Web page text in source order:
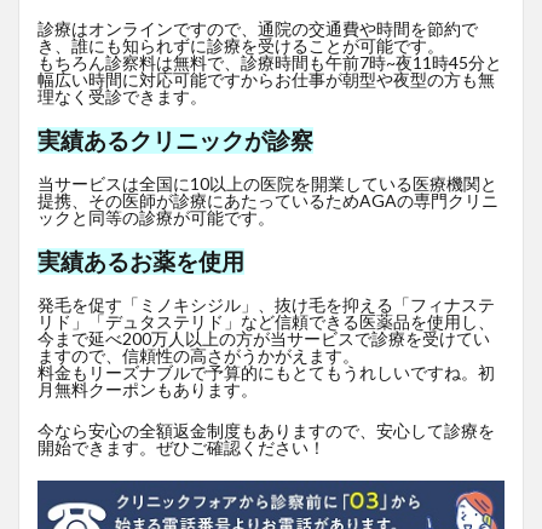
診療はオンラインですので、通院の交通費や時間を節約で
き、誰にも知られずに診療を受けることが可能です。
もちろん診察料は無料で、診療時間も午前7時~夜11時45分と
幅広い時間に対応可能ですからお仕事が朝型や夜型の方も無
理なく受診できます。
実績あるクリニックが診察
当サービスは全国に10以上の医院を開業している医療機関と
提携、その医師が診療にあたっているためAGAの専門クリニ
ックと同等の診療が可能です。
実績あるお薬を使用
発毛を促す「ミノキシジル」、抜け毛を抑える「フィナステ
リド」「デュタステリド」など信頼できる医薬品を使用し、
今まで延べ200万人以上の方が当サービスで診療を受けてい
ますので、信頼性の高さがうかがえます。
料金もリーズナブルで予算的にもとてもうれしいですね。初
月無料クーポンもあります。
今なら安心の全額返金制度もありますので、安心して診療を
開始できます。ぜひご確認ください！